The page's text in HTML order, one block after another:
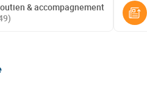
& accompagnement
)